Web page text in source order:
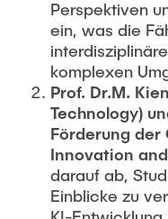
Perspektiven
ein, was die
komplexen
Prof. Dr.M.
Technology)
Förderung der
Innovation and
darauf ab,
Einblicke zu